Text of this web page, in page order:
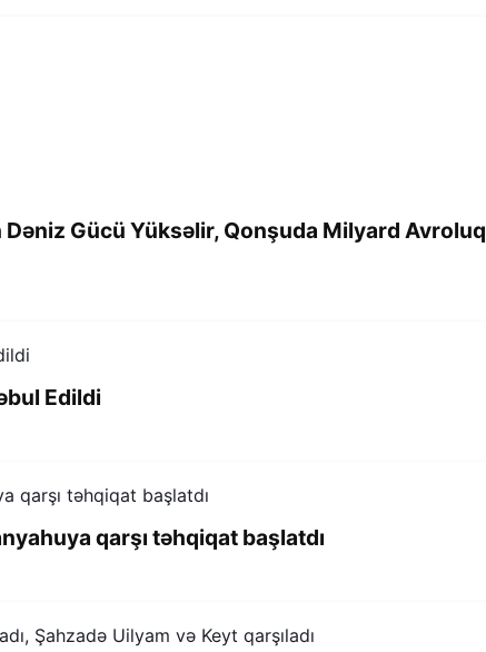
Gücü Yüksəlir, Qonşuda Milyard Avroluq
Edildi
qarşı təhqiqat başlatdı